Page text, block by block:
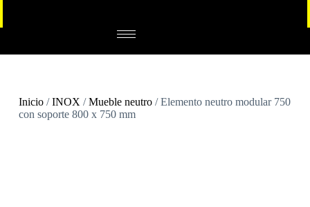
Inicio/INOX /Mueble neutro/ Elemento neutro modular 750
con soporte 800 x 750 mm